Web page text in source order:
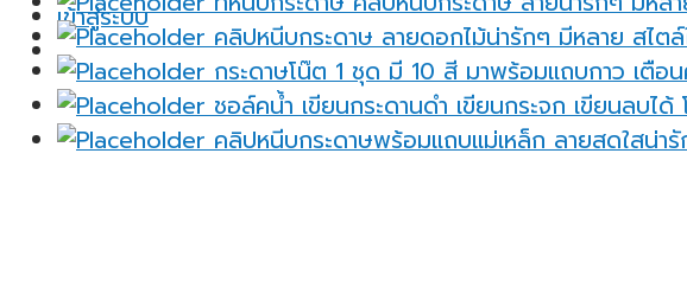
เข้าสู่ระบบ
คลิปหนีบกระดาษ ลายดอกไม้น่ารักๆ มีหลาย สไต
กระดาษโน๊ต 1 ชุด มี 10 สี มาพร้อมแถบกาว เตื
ชอล์คน้ำ เขียนกระดานดำ เขียนกระจก เขียนลบได้
คลิปหนีบกระดาษพร้อมแถบแม่เหล็ก ลายสดใสน่า